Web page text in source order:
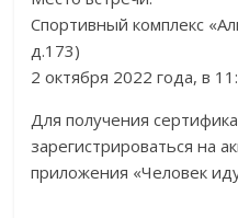
Спортивный комплекс
д.173)
2 октября 2022 года, в
Для получения
зарегистрироваться на
приложения «Человек